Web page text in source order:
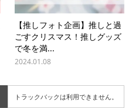
【推しフォト企画】推しと過
ごすクリスマス！推しグッズ
で冬を満...
2024.01.08
トラックバックは利用できません。